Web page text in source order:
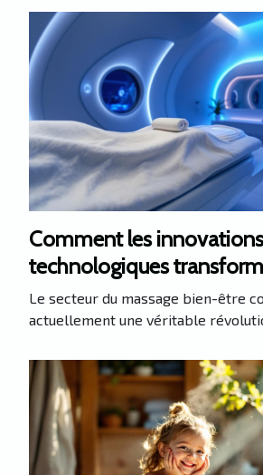
Comment les innovations
technologiques
massage bien-être ?
Le secteur du massage bien-être
actuellement une véritable